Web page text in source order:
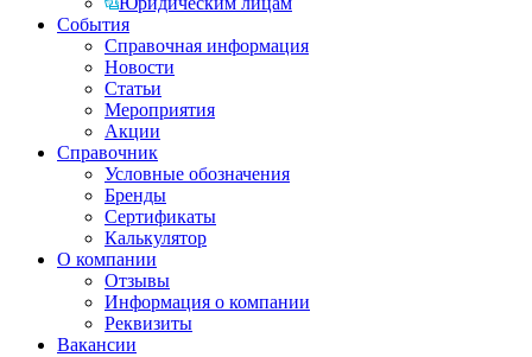
События
Справочная информация
Новости
Статьи
Мероприятия
Акции
Справочник
Условные обозначения
Бренды
Сертификаты
Калькулятор
О компании
Отзывы
Информация о компании
Реквизиты
Вакансии